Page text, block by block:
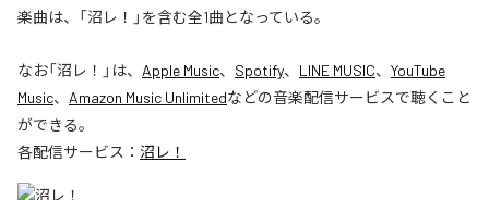
楽曲は、「沼レ！」を含む全1曲となっている。
なお「沼レ！ 」は、 Apple Music、 Spotify、 LINE MUSIC、 YouTube
Music、 Amazon Music Unlimitedなどの音楽配信サービスで聴くこと
ができる。
各配信サービス： 沼レ！